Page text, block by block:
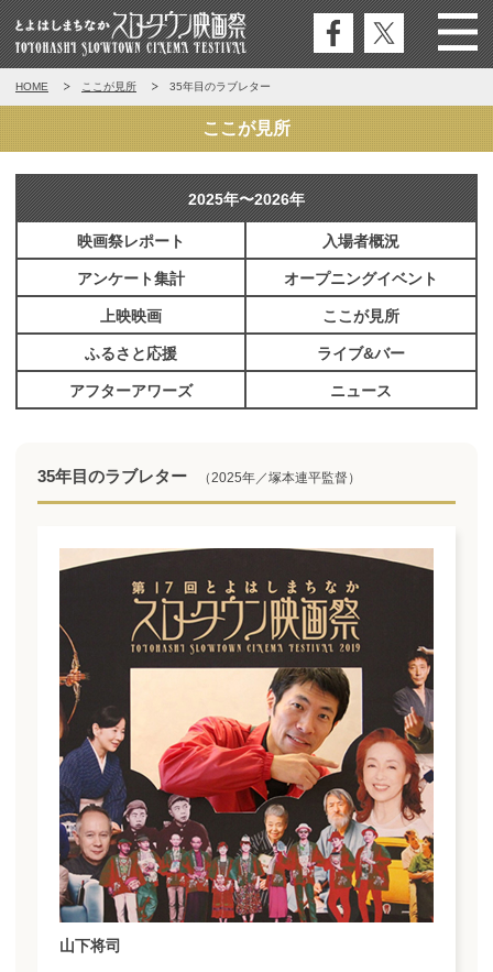
とよはしまちなかスロータウン映
画祭
Menu
公式
公式
HOME ここが見所 35年目のラブレター
ここが見所
2025年〜2026年
映画祭レポート 入場者概況
アンケート集計 オープニングイベント
上映映画 ここが見所
ふるさと応援 ライブ&バー
アフターアワーズ ニュース
35年目のラブレター （2025年／塚本連平監督）
山下将司